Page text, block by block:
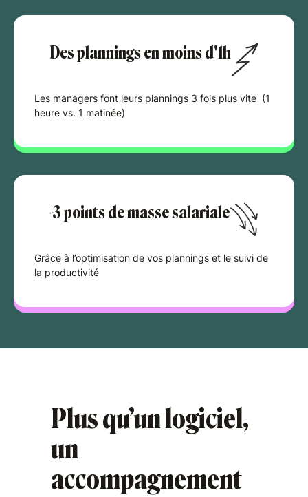
Des plannings en moins d'1h
Les managers font leurs plannings 3 fois plus vite (1
heure vs. 1 matinée)
-3 points de masse salariale
Grâce à l’optimisation de vos plannings et le suivi de
la productivité
Plus qu’un logiciel,
un
accompagnement